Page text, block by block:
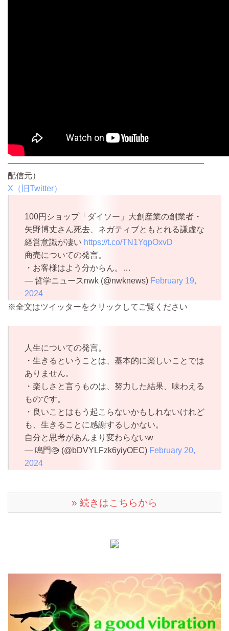
————————————————————————
配信元）
X（旧Twitter）
100円ショップ「ダイソー」大創産業の創業者・
矢野博丈さん死去、ネガティブともとれる謙虚な
経営意識が凄い https://t.co/TN1YqpOxvD
商売についての発言。
・お客様はよう分からん。…
— 哲学ニュースnwk (@nwknews) February 19,
2024
※全文はツイッターをクリックしてご覧ください
人生についての発言。
・生きるということは、基本的に楽しいことでは
ありません。
・楽しさと言うものは、努力した結果、味わえる
ものです。
・良いことはもう起こらないかもしれないけれど
も、生きることに感謝するしかない。
自分と思考があんまり変わらないw
— 鳴門🍥 (@bDVYLFzk6yiyOEC) February 20,
2024
» 続きはこちらから